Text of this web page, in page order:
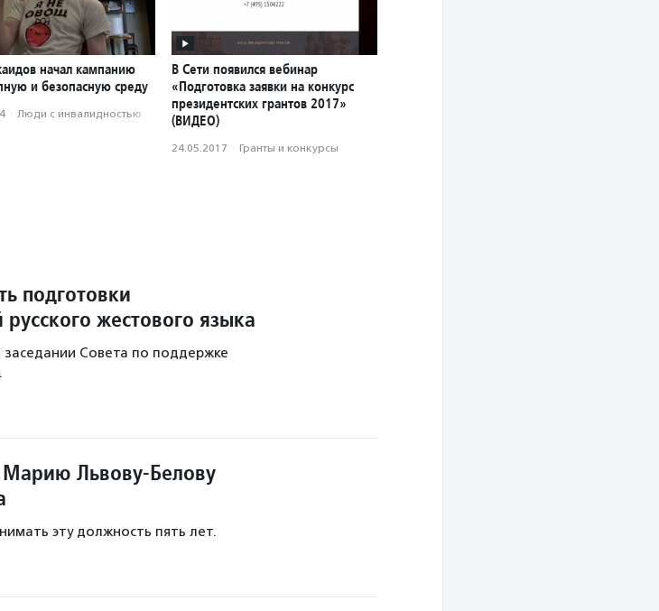
начал кампанию
и безопасную среду
· Люди с инвалидностью
В Сети появился вебинар
«Подготовка заявки на конкурс
президентских грантов 2017»
(ВИДЕО)
24.05.2017 · Гранты и конкурсы
подготовки
жестового языка
Совета по поддержке
Львову-Белову
эту должность пять лет.